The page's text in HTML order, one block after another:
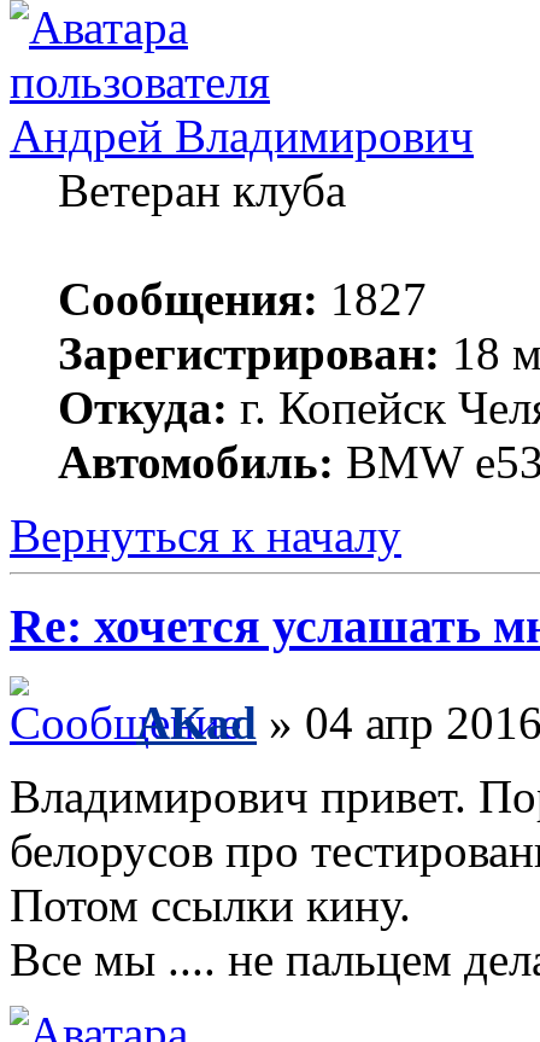
Андрей Владимирович
Ветеран клуба
Сообщения: 1827
Зарегистрирован: 18
Откуда: г. Копейск
Автомобиль: BMW
Вернуться к началу
Re: хочется услашать
AKad » 04 апр
Владимирович привет.
белорусов про
Потом ссылки кину.
Все мы .... не пальцем